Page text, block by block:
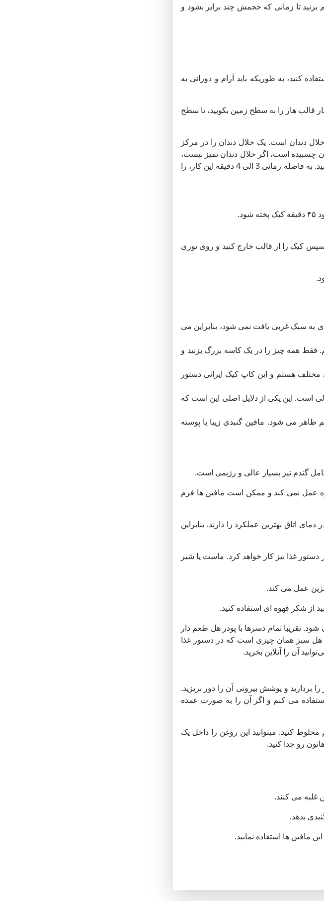
تا زمانى كه حجمش چند برابر بشود و
کنید، به طوریکه باید آرام و دورانى به
قالب هار را به سطح زمین بکوبید، تا سطح
دندان است. یک خلال دندان را در مرکز
چسبیده است، اگر خلال دندان تمیز نیست،
کیک را به داخل فر بازگردانید و اجازه دهید بیشتر بپزد. به یاد داشته باشید که زمان‌سنج را دوباره تنظیم کنید. به فاصله زمانی 3 الی 4 دقیقه این کار، را
صبر کنید تا کیک از دما بیافتد، سپس کیک را از قالب خارج کنید و روی توری
سبک غربی یافت نمی شود، بنابراین می
فقط همه چیز را در یک کاسه بزرگ بزنید و
هستم و این کاپ کیک ایرانی دستور
است. این یکی از دلایل اصلی این است که
ظاهر می شود. مافین گنبدی زیبا با پوسته
گندم نیز بسیار عالی و رژیمی است.
عمل نمی کند و ممکن است مافین ها فرم
اتاق بهترین عملکرد را دارند. بنابراین
غذا نیز کار خواهد کرد. ماست یا شیر
عمل می کند.
از شکر قهوه ای استفاده کنید.
تقریبا تمام دسرها با پودر هل طعم دار
هل سبز همان چیزی است که در دستور غذا
آن را آنلاین بخرید.
را بردارید و پوشش بیرونی آن را دور بریزید.
می کنم و اگر آن را به صورت عمده
کنید. میتوانید این روغن را داخل یک
رو جدا کنید.
غلبه می کنند.
بدهد.
مافین ها استفاده نمایید.